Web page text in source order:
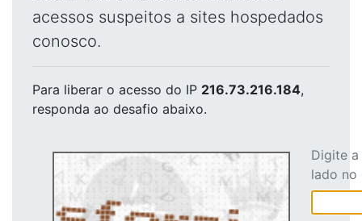
acessos suspeitos a sites hospedados
conosco.
Para liberar o acesso do IP 216.73.216.184,
responda ao desafio abaixo.
Digite
lado no